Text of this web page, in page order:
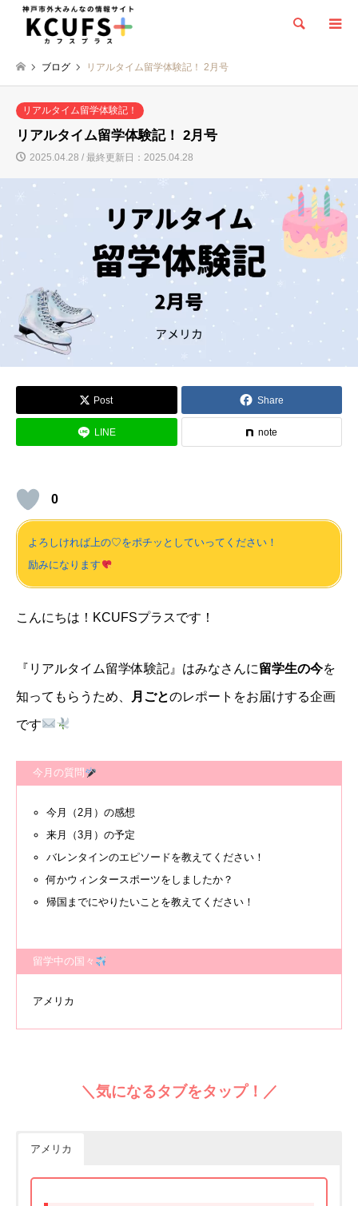
検索
ブログ リアルタイム留学体験記！ 2月号
リアルタイム留学体験記！
リアルタイム留学体験記！ 2月号
2025.04.28 / 最終更新日：2025.04.28
Post Share
LINE note
0
よろしければ上の♡をポチッとしていってください！
励みになります
こんにちは！KCUFSプラスです！
『リアルタイム留学体験記』はみなさんに留学生の今を
知ってもらうため、 月ごとのレポートをお届けする企画
です
今月の質問
今月（2月）の感想
来月（3月）の予定
バレンタインのエピソードを教えてください！
何かウィンタースポーツをしましたか？
帰国までにやりたいことを教えてください！
留学中の国々
アメリカ
＼気になるタブをタップ！／
アメリカ